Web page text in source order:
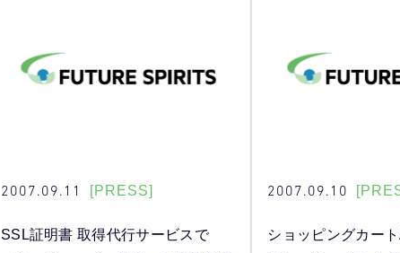
2007.09.11 [PRESS]
SSL証明書 取得代行サービスで
2007.09.10
ショッピングカー